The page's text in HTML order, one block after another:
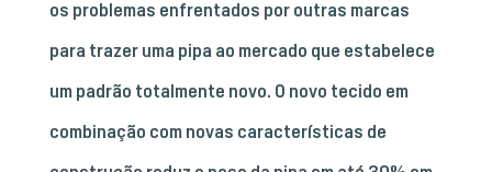
os problemas enfrentados por outras marcas
para trazer uma pipa ao mercado que estabelece
um padrão totalmente novo. O novo tecido em
combinação com novas características de